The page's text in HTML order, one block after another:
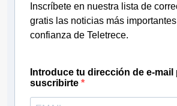
Inscríbete en nuestra lista de
gratis las noticias más
confianza de Teletrece.
Introduce tu dirección de e-mail
suscribirte